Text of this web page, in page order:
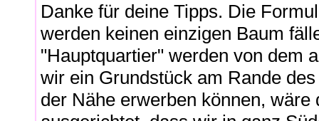
Danke für deine Tipps. Die
werden keinen einzigen Baum
"Hauptquartier" werden von dem
wir ein Grundstück am Rande
der Nähe erwerben können,